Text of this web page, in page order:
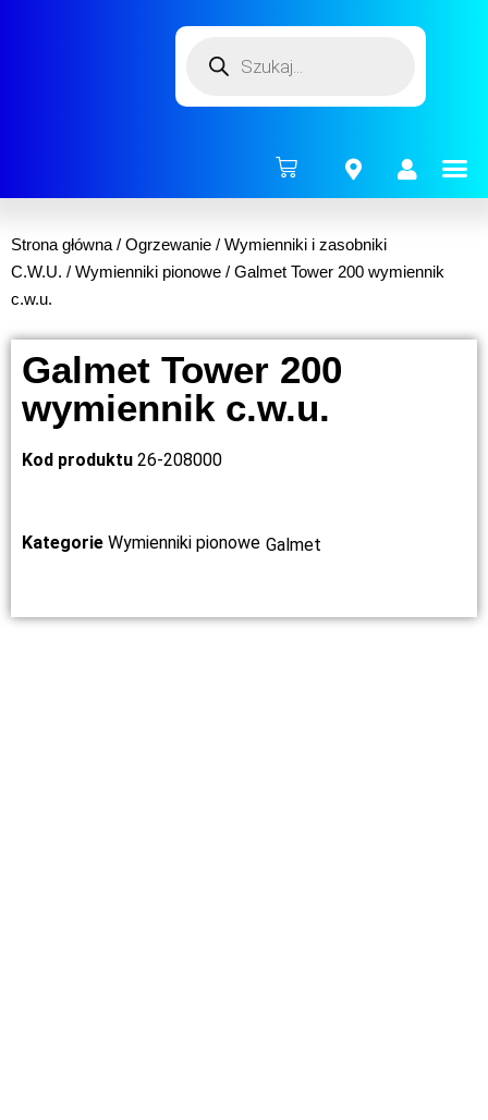
Strona główna / Ogrzewanie / Wymienniki i zasobniki
C.W.U. / Wymienniki pionowe / Galmet Tower 200 wymiennik
c.w.u.
Galmet Tower 200
wymiennik c.w.u.
Kod produktu 26-208000
Kategorie Wymienniki pionowe Galmet